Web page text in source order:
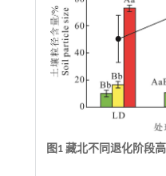
图1 藏北不同退化阶段